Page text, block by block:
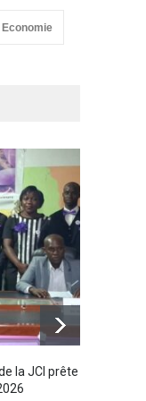
Economie
la JCI prête